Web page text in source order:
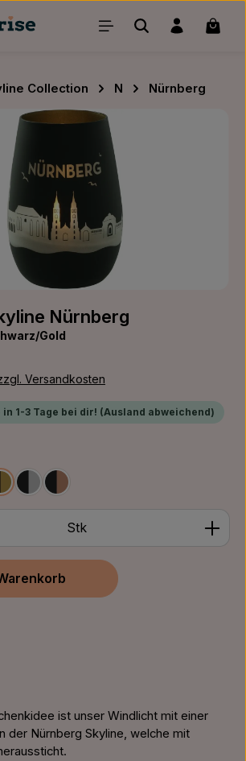
Collection N
Nürnberg
Nürnberg
Gold
Versandkosten
1-3 Tage bei dir! (Ausland abweichend)
Schwarz/Gold
Schwarz/Silber
Schwarz/Bronze
Gib den gewünschten Wert ein
Stk
ist unser Windlicht mit einer
der Nürnberg Skyline, welche mit